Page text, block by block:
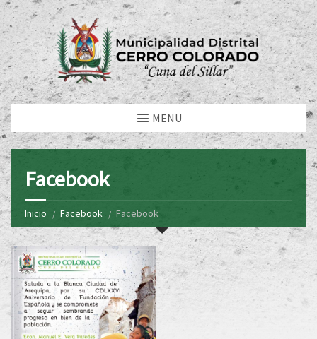
MENU
Facebook
Inicio Facebook Facebook